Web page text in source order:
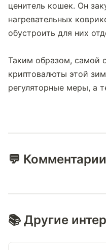
ценитель кошек. Он
нагревательных
обустроить для них
Таким образом, самой
криптовалюты этой
регуляторные меры, а
💬 Комментарии
📚 Другие